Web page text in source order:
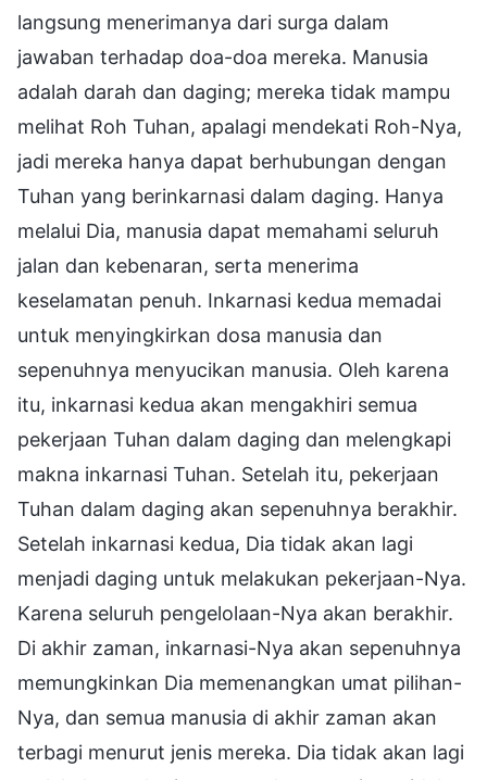
langsung menerimanya dari surga dalam
jawaban terhadap doa-doa mereka. Manusia
adalah darah dan daging; mereka tidak mampu
melihat Roh Tuhan, apalagi mendekati Roh-Nya,
jadi mereka hanya dapat berhubungan dengan
Tuhan yang berinkarnasi dalam daging. Hanya
melalui Dia, manusia dapat memahami seluruh
jalan dan kebenaran, serta menerima
keselamatan penuh. Inkarnasi kedua memadai
untuk menyingkirkan dosa manusia dan
sepenuhnya menyucikan manusia. Oleh karena
itu, inkarnasi kedua akan mengakhiri semua
pekerjaan Tuhan dalam daging dan melengkapi
makna inkarnasi Tuhan. Setelah itu, pekerjaan
Tuhan dalam daging akan sepenuhnya berakhir.
Setelah inkarnasi kedua, Dia tidak akan lagi
menjadi daging untuk melakukan pekerjaan-Nya.
Karena seluruh pengelolaan-Nya akan berakhir.
Di akhir zaman, inkarnasi-Nya akan sepenuhnya
memungkinkan Dia memenangkan umat pilihan-
Nya, dan semua manusia di akhir zaman akan
terbagi menurut jenis mereka. Dia tidak akan lagi